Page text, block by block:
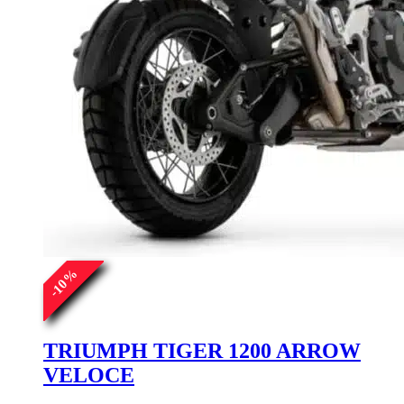
-
10
%
TRIUMPH TIGER 1200 ARROW
VELOCE